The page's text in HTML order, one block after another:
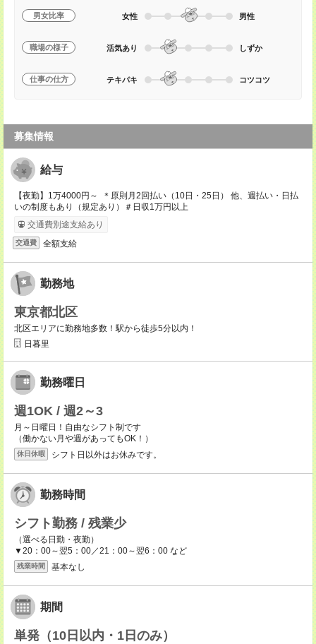
男女比率 女性 男性
職場の様子 活気あり しずか
仕事の仕方 テキパキ コツコツ
募集情報
給与
【夜勤】1万4000円～ ＊原則月2回払い（10日・25日） 他、週払い・日払
いの制度もあり（規定あり）＃日収1万円以上
交通費別途支給あり
交通費 全額支給
勤務地
東京都北区
北区エリアに勤務地多数！駅から徒歩5分以内！
日暮里
勤務曜日
週1OK / 週2～3
月～日曜日！自由なシフト制です
（働かない月や週があってもOK！）
休日休暇 シフト日以外はお休みです。
勤務時間
シフト勤務 / 残業少
（選べる日勤・夜勤）
▼20：00～翌5：00／21：00～翌6：00 など
残業時間 基本なし
期間
単発（10日以内・1日のみ）